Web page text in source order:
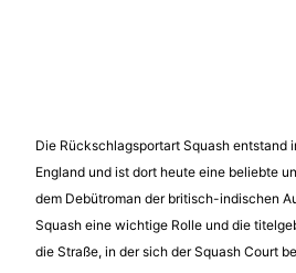
Die Rückschlagsportart Squash entstand
England und ist dort heute eine beliebte
dem Debütroman der britisch-indischen
Squash eine wichtige Rolle und die
die Straße, in der sich der Squash Court